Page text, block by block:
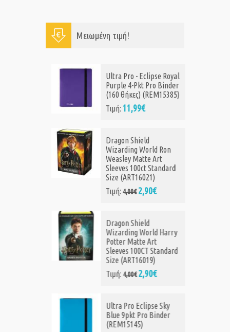
Μειωμένη τιμή!
Ultra Pro - Eclipse Royal
Purple 4-Pkt Pro Binder
(160 θήκες) (REM15385)
Τιμή:11,99€
Dragon Shield
Wizarding World Ron
Weasley Matte Art
Sleeves 100ct Standard
Size (ART16021)
Τιμή:4,00€2,90€
Dragon Shield
Wizarding World Harry
Potter Matte Art
Sleeves 100CT Standard
Size (ART16019)
Τιμή:4,00€2,90€
Ultra Pro Eclipse Sky
Blue 9pkt Pro Binder
(REM15145)